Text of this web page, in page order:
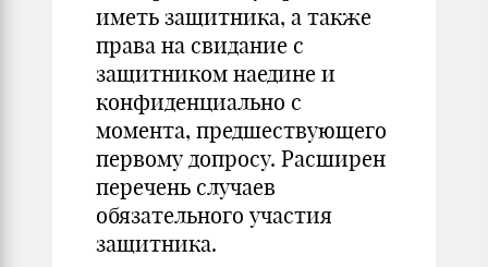
иметь защитника, а также
права на свидание с
защитником наедине и
конфиденциально с
момента, предшествующего
первому допросу. Расширен
перечень случаев
обязательного участия
защитника.